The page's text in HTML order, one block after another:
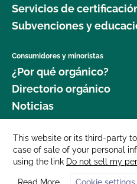
¿Dónde puedo obtener
gestión del ganado
¿Dónde puedo encontrar
orgánicas?
¿Qué cultivos requieren
antes de la cosecha
¿Qué norma
empresa?
Servicios de
Subvenciones y
Consumidores y minoristas
¿Por qué orgánico?
Directorio orgánico
Noticias
Donar
Carreras profesionales
Sala de prensa
This website or its third-party
case of sale of your personal
using the link Do not sell my